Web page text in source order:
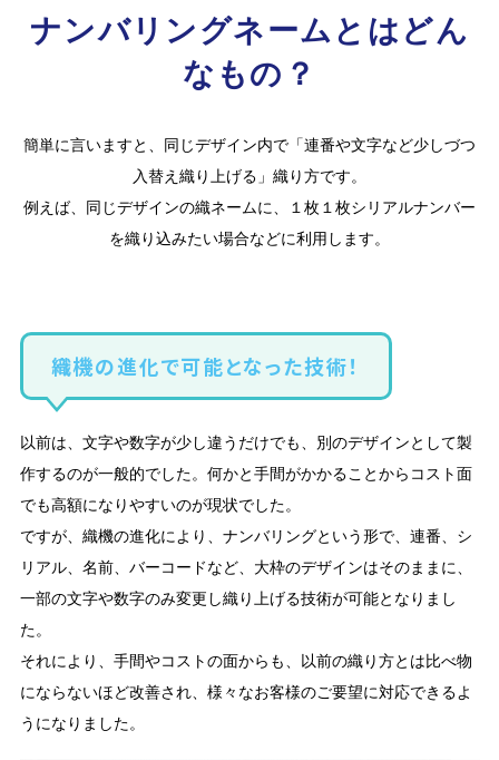
ナンバリングネームとはどん
なもの？
簡単に言いますと、同じデザイン内で「連番や文字など少しづつ
入替え織り上げる」織り方です。
例えば、同じデザインの織ネームに、１枚１枚シリアルナンバー
を織り込みたい場合などに利用します。
織機の進化で可能となった技術！
以前は、文字や数字が少し違うだけでも、別のデザインとして製
作するのが一般的でした。何かと手間がかかることからコスト面
でも高額になりやすいのが現状でした。
ですが、織機の進化により、ナンバリングという形で、連番、シ
リアル、名前、バーコードなど、大枠のデザインはそのままに、
一部の文字や数字のみ変更し織り上げる技術が可能となりまし
た。
それにより、手間やコストの面からも、以前の織り方とは比べ物
にならないほど改善され、様々なお客様のご要望に対応できるよ
うになりました。